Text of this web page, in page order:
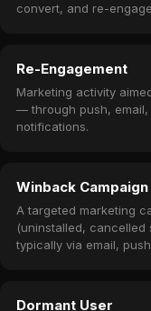
convert, and re-
Re-Engagement
Marketing activity
— through push,
notifications.
Winback Campaign
A targeted marketing
(uninstalled,
typically via email,
Dormant User